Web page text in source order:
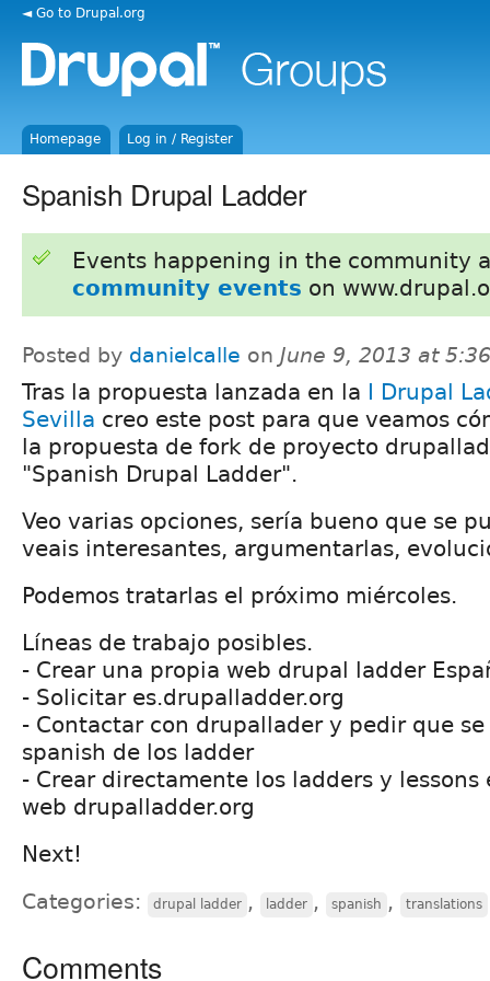
◄ Go to Drupal.org
Homepage Log in / Register
Spanish Drupal Ladder
Events happening in the community
community events on
Posted by danielcalle on June 9, 2013 at
Tras la propuesta lanzada en la I Drupal
Sevilla creo este post para que veamos
la propuesta de fork de proyecto
"Spanish Drupal Ladder".
Veo varias opciones, sería bueno que se
veais interesantes, argumentarlas,
Podemos tratarlas el próximo miércoles.
Líneas de trabajo posibles.
- Crear una propia web drupal ladder
- Solicitar es.drupalladder.org
- Contactar con drupallader y pedir que
spanish de los ladder
- Crear directamente los ladders y lessons
web drupalladder.org
Next!
Categories: drupal ladder , ladder , spanish , translations
Comments